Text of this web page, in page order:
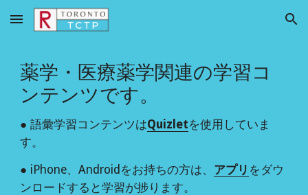
Skip to main content Skip to navigation
薬学・医療薬学関連の学習コ
ンテンツです。
● 語彙学習コンテンツはQuizletを使用していま
す。
● iPhone、Androidをお持ちの方は、 アプリ をダウ
ンロードすると学習が捗ります。